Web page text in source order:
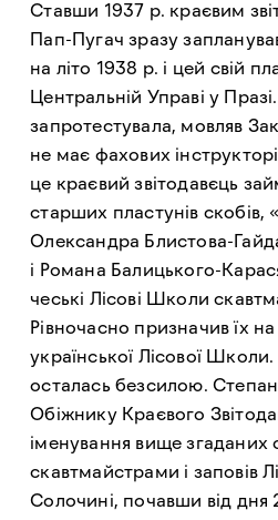
Ставши 1937 р. краєвим
Пап-Пугач зразу
на літо 1938 р. і цей свій
Центральній Управі у
запротестувала, мовляв
не має фахових
це краєвий звітодавєць
старших пластунів скобів,
Олександра Блистова-
і Романа Балицького-
чеські Лісові Школи
Рівночасно призначив їх
української Лісової
осталась безсилою.
Обіжнику Краєвого
іменування вище згаданих
скавтмайстрами і заповів
Солочині, почавши від дня